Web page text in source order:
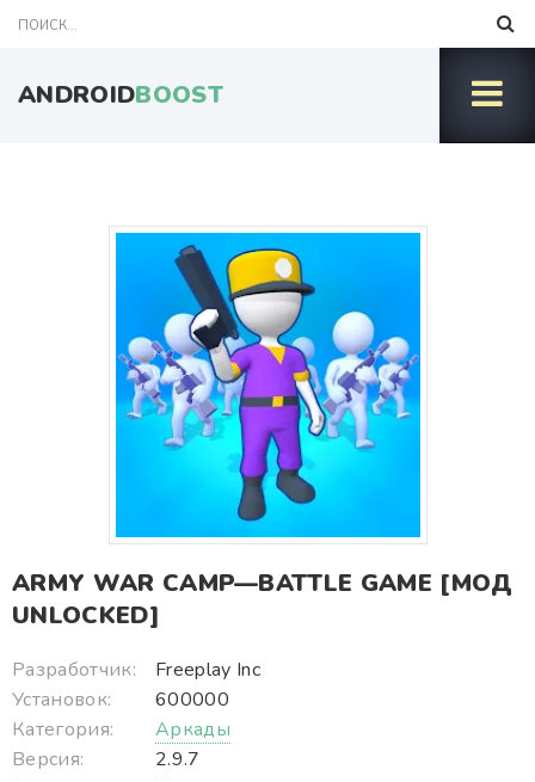
ANDROIDBOOST
ARMY WAR CAMP—BATTLE GAME [МОД
UNLOCKED]
Разработчик:
Freeplay Inc
Установок:
600000
Категория:
Аркады
Версия:
2.9.7